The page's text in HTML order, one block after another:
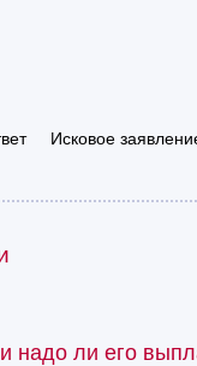
Исковое
надо ли его